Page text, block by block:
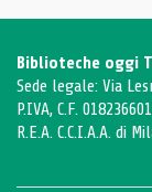
Biblioteche oggi
Sede legale: Via
P.IVA, C.F.
R.E.A. C.C.I.A.A. di